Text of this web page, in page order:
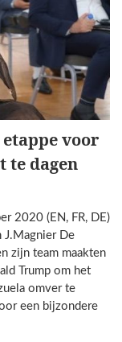
voor
te dagen
2020 (EN, FR, DE)
J.Magnier De
zijn team maakten
Trump om het
omver te
een bijzondere